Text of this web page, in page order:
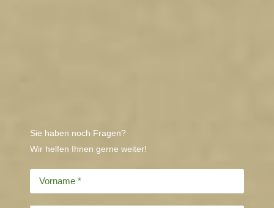
Sie haben noch Fragen?
Wir helfen Ihnen gerne weiter!